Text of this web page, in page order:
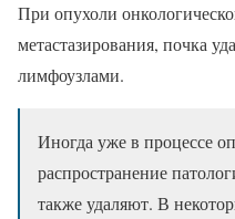
При опухоли
метастазирования, почка
лимфоузлами.
Иногда уже в процессе
распространение
также удаляют. В